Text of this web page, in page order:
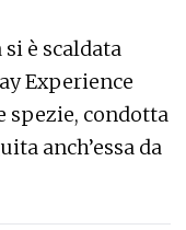
è scaldata
Experience
spezie, condotta
anch’essa da